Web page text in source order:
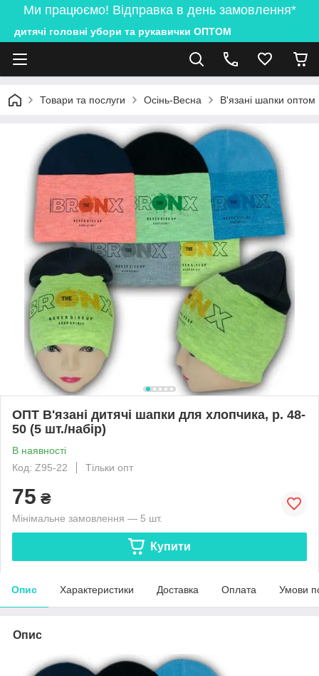
Ми працюємо! Відправка в день замовлення*
дитячі головні убори та рукавички ОПТОМ
Товари та послуги Осінь-Весна В'язані шапки оптом
ОПТ В'язані дитячі шапки для хлопчика, р. 48-
50 (5 шт./набір)
В наявності
Код: Z95-22
Тільки опт
75 ₴
Мінімальне замовлення — 5 шт.
Купити
Опис Характеристики Доставка Оплата Умови
Опис